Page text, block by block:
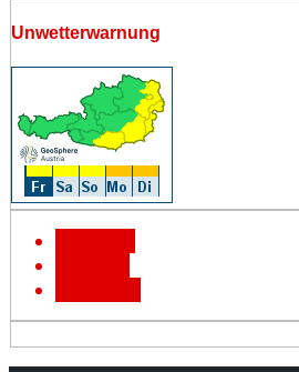
Unwetterwarnung